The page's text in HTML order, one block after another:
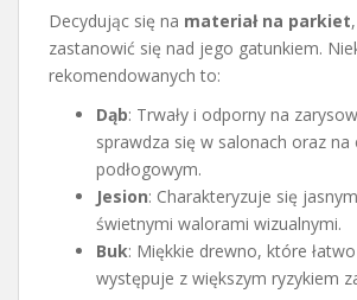
Decydując się na materiał na parkiet
zastanowić się nad jego gatunkiem.
rekomendowanych to:
Dąb: Trwały i odporny na
sprawdza się w salonach oraz na
podłogowym.
Jesion: Charakteryzuje się
świetnymi walorami wizualnymi.
Buk: Miękkie drewno, które
występuje z większym ryzykiem